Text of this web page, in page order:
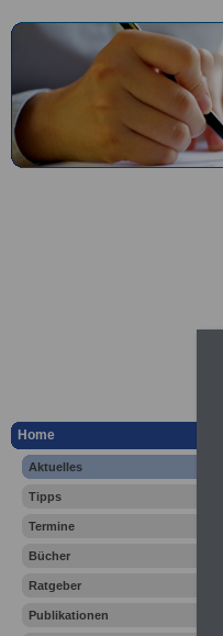
Home
Aktuelles
Tipps
Termine
Bücher
Ratgeber
Publikationen